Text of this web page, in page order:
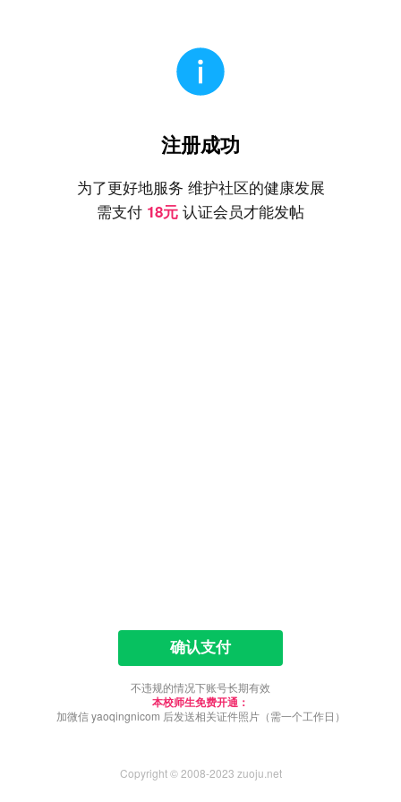
注册成功
为了更好地服务 维护社区的健康发展
需支付 18元 认证会员才能发帖
确认支付
不违规的情况下账号长期有效
本校师生免费开通：
加微信 yaoqingnicom 后发送相关证件照片（需一个工作日）
Copyright © 2008-2023 zuoju.net